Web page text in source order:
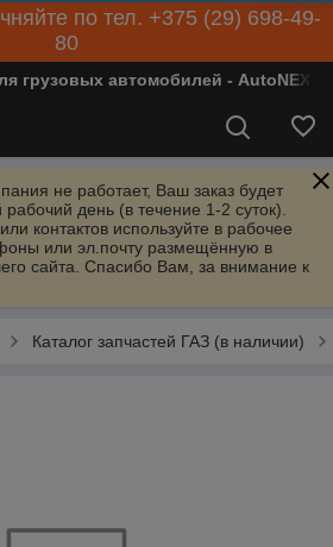
по тел. +375 (29) 698-49-
80
грузовых автомобилей - AutoNEXT
не работает, Ваш заказ будет
день (в течение 1-2 суток).
контактов используйте в рабочее
или эл.почту размещённую в
сайта. Спасибо Вам, за внимание к
Каталог запчастей ГАЗ (в наличии)